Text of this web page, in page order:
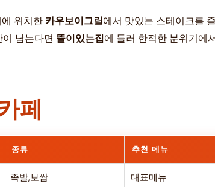
위치한 카우보이그릴에서 맛있는 스테이크를
남는다면 뜰이있는집에 들러 한적한 분위기에
페
종류 추천 메뉴
족발,보쌈 대표메뉴